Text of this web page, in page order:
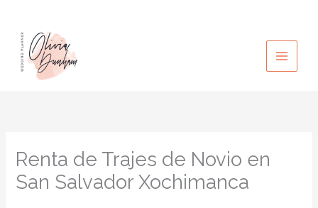
contenido
Renta de Trajes de Novio en
San Salvador Xochimanca